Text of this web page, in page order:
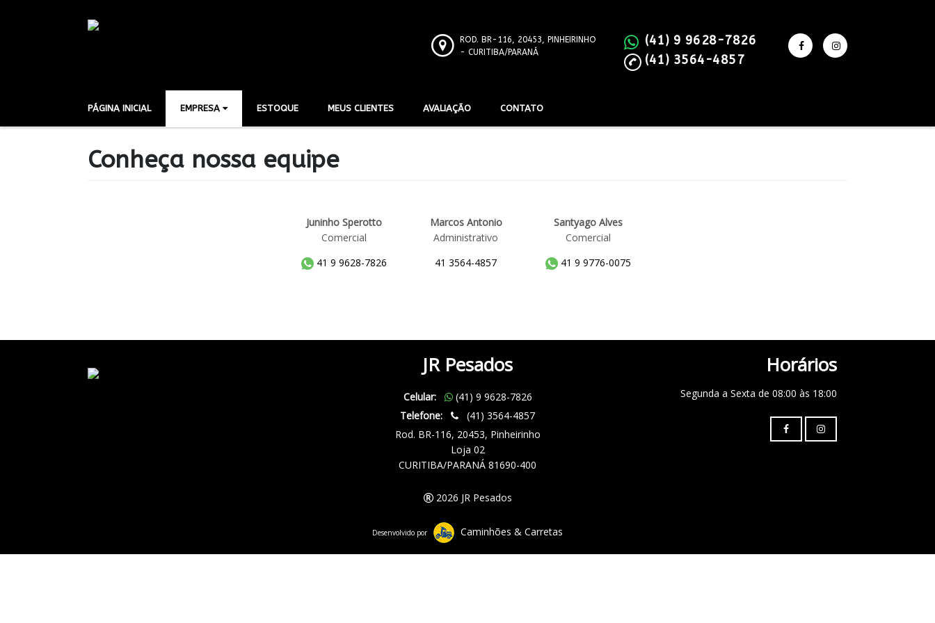
(41) 9 9628-7826
(41) 3564-4857
ROD. BR-116, 20453, PINHEIRINHO
- CURITIBA/PARANÁ
PÁGINA INICIAL EMPRESA ESTOQUE MEUS CLIENTES AVALIAÇÃO CONTATO
Conheça nossa equipe
Juninho Sperotto
Comercial
41 9 9628-7826
Marcos Antonio
Administrativo
41 3564-4857
Santyago Alves
Comercial
41 9 9776-0075
JR Pesados
Celular:
(41) 9 9628-7826
Telefone:
(41) 3564-4857
Rod. BR-116, 20453, Pinheirinho
Loja 02
CURITIBA/PARANÁ 81690-400
Horários
Segunda a Sexta de 08:00 às 18:00
2026 JR Pesados
Desenvolvido por Caminhões & Carretas